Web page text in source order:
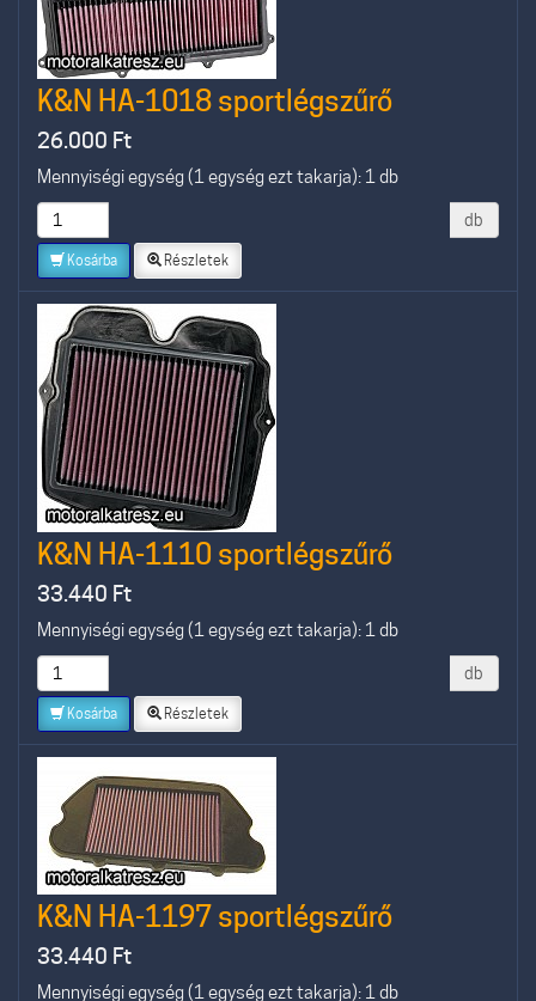
K&N HA-1018 sportlégszűrő
26.000 Ft
Mennyiségi egység (1 egység ezt takarja): 1 db
db
Kosárba Részletek
K&N HA-1110 sportlégszűrő
33.440 Ft
Mennyiségi egység (1 egység ezt takarja): 1 db
db
Kosárba Részletek
K&N HA-1197 sportlégszűrő
33.440 Ft
Mennyiségi egység (1 egység ezt takarja): 1 db